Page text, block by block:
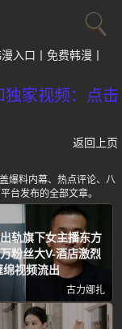
入口
免费韩漫
家视频：点击
返回上页
爆料内幕、热点评论、八
台发布的全部文章。
轨旗下女主播东方
粉丝大V-酒店激烈
绵视频流出
古力娜扎